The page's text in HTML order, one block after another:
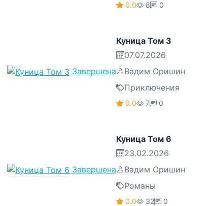
0.0 8 0
Завершена
Куница Том 3
07.07.2026
Вадим Оришин
Приключения
0.0 7 0
Завершена
Куница Том 6
23.02.2026
Вадим Оришин
Романы
0.0 32 0